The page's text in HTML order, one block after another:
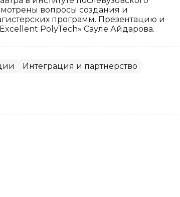
вопросы создания и
программ. Презентацию и
PolyTech» Сауле Айдарова.
Интеграция и партнерство